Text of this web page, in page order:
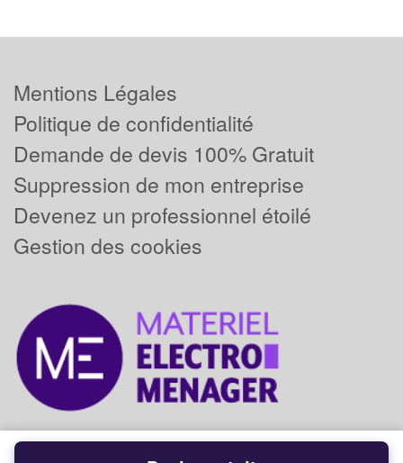
Mentions Légales
Politique de confidentialité
Demande de devis 100% Gratuit
Suppression de mon entreprise
Devenez un professionnel étoilé
Gestion des cookies